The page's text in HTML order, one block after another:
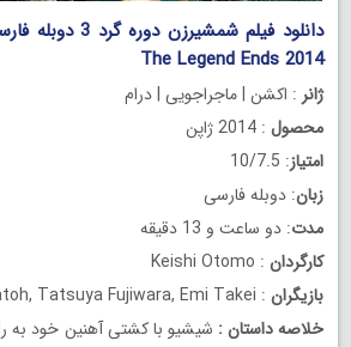
The Legend Ends 2014
ژانر : اکشن | ماجراجویی | درام
محصول : 2014 ژاپن
امتیاز: 10/7.5
زبان: دوبله فارسی
مدت: دو ساعت و 13 دقیقه
کارگردان : Keishi Otomo
بازیگران : Takeru Satoh, Tatsuya Fujiwara, Emi Takei
خلاصه داستان : شیشیو با کشتی آهنین خود به